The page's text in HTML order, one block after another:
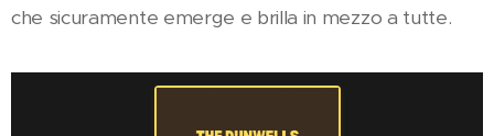
che sicuramente emerge e brilla in mezzo a tutte.